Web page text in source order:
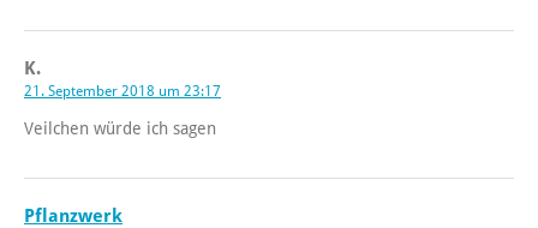
K.
21. September 2018 um 23:17
Veilchen würde ich sagen
Pflanzwerk